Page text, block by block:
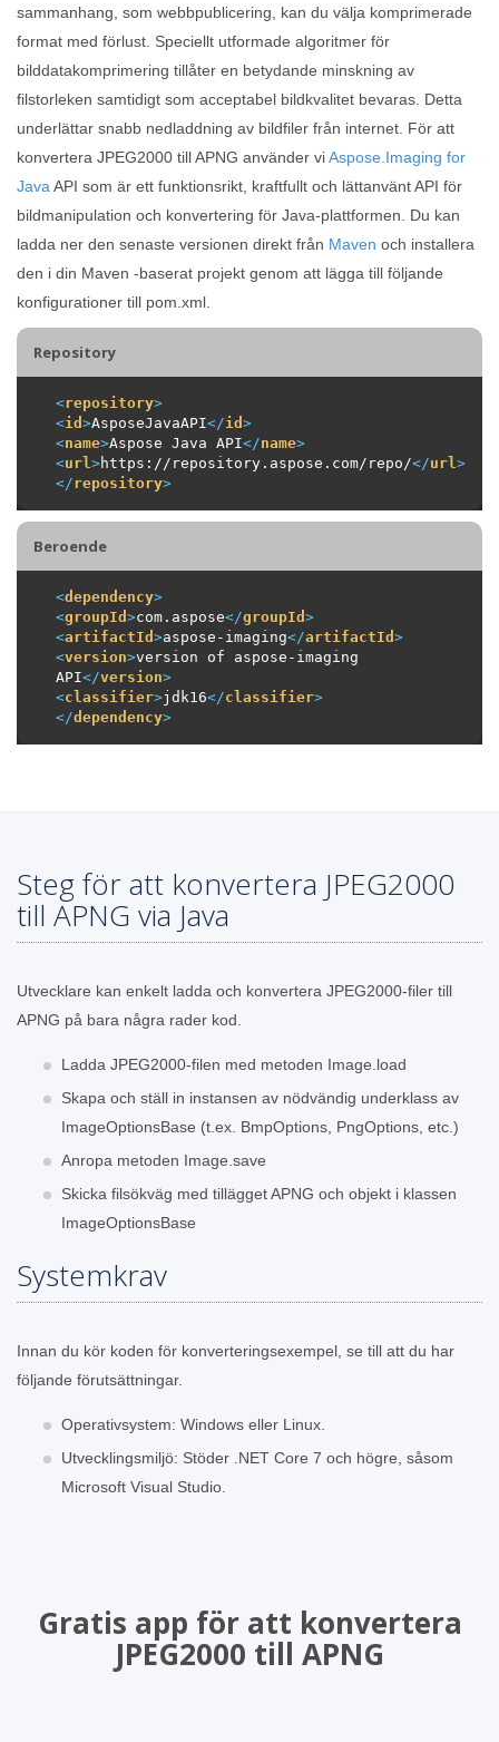
sammanhang, som webbpublicering, kan du välja komprimerade
format med förlust. Speciellt utformade algoritmer för
bilddatakomprimering tillåter en betydande minskning av
filstorleken samtidigt som acceptabel bildkvalitet bevaras. Detta
underlättar snabb nedladdning av bildfiler från internet. För att
konvertera JPEG2000 till APNG använder viAspose.Imaging for
Java API som är ett funktionsrikt, kraftfullt och lättanvänt API för
bildmanipulation och konvertering för Java-plattformen. Du kan
ladda ner den senaste versionen direkt från Maven och installera
den i din Maven -baserat projekt genom att lägga till följande
konfigurationer till pom.xml.
Repository
<repository>
<id >AsposeJavaAPI</id >
<name>Aspose Java API</name>
<url >https://repository.aspose.com/repo/</url >
</repository>
Beroende
<dependency>
<groupId >com.aspose</groupId >
<artifactId >aspose-imaging</artifactId >
<version>version of aspose-imaging
API</version>
<classifier>jdk16</classifier>
</dependency>
Steg för att konvertera JPEG2000
till APNG via Java
Utvecklare kan enkelt ladda och konvertera JPEG2000-filer till
APNG på bara några rader kod.
Ladda JPEG2000-filen med metoden Image.load
Skapa och ställ in instansen av nödvändig underklass av
ImageOptionsBase (t.ex. BmpOptions, PngOptions, etc.)
Anropa metoden Image.save
Skicka filsökväg med tillägget APNG och objekt i klassen
ImageOptionsBase
Systemkrav
Innan du kör koden för konverteringsexempel, se till att du har
följande förutsättningar.
Operativsystem: Windows eller Linux.
Utvecklingsmiljö: Stöder .NET Core 7 och högre, såsom
Microsoft Visual Studio.
Gratis app för att konvertera
JPEG2000 till APNG